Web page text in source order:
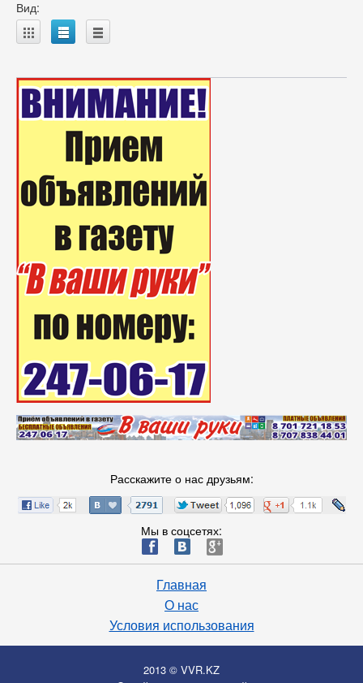
Вид:
A B C
Расскажите о нас друзьям:
Мы в соцсетях:
ä æ è
Главная
О нас
Условия использования
2013 © VVR.KZ